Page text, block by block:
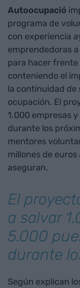
Autoocupació
programa de
con experiencia
emprendedoras
para hacer frente
conteniendo el
la continuidad de
ocupación. El
1.000 empresas
durante los
mentores
millones de
aseguran.
El
a salvar
5.000
durante
Según explican